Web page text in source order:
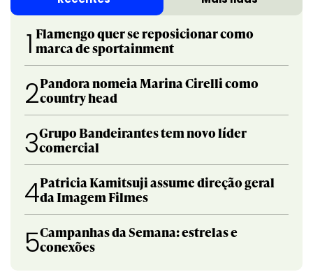
1 Flamengo quer se reposicionar como
marca de sportainment
2Pandora nomeia Marina Cirelli como
country head
3Grupo Bandeirantes tem novo líder
comercial
4Patricia Kamitsuji assume direção geral
da Imagem Filmes
5Campanhas da Semana: estrelas e
conexões